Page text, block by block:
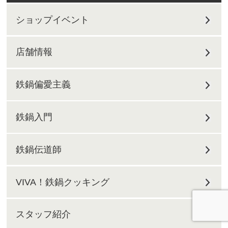
ショップイベント
店舗情報
鉄鍋偏愛主義
鉄鍋入門
鉄鍋伝道師
VIVA！鉄鍋クッキング
スタッフ紹介